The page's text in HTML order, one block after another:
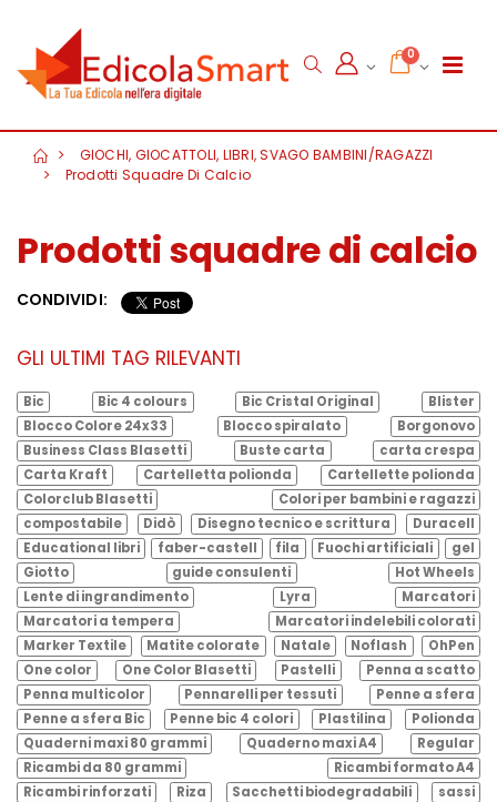
0
GIOCHI, GIOCATTOLI, LIBRI, SVAGO BAMBINI/RAGAZZI
Prodotti Squadre Di Calcio
Prodotti squadre di calcio
CONDIVIDI:
GLI ULTIMI TAG RILEVANTI
Bic Bic 4 colours Bic Cristal Original
Blister
Blocco Colore 24x33
Blocco spiralato
Borgonovo
Business Class Blasetti
Buste carta
carta crespa
Carta Kraft
Cartelletta polionda
Cartellette polionda
Colorclub Blasetti
Colori per bambini e ragazzi
compostabile
Didò Disegno tecnico e scrittura
Duracell
Educational libri
faber-castell fila Fuochi artificiali
gel
Giotto
guide consulenti
Hot Wheels
Lente di ingrandimento
Lyra
Marcatori
Marcatori a tempera
Marcatori indelebili colorati
Marker Textile
Matite colorate Natale Noflash
OhPen
One color
One Color Blasetti Pastelli
Penna a scatto
Penna multicolor
Pennarelli per tessuti
Penne a sfera
Penne a sfera Bic
Penne bic 4 colori Plastilina
Polionda
Quaderni maxi 80 grammi
Quaderno maxi A4
Regular
Ricambi da 80 grammi
Ricambi formato A4
Ricambi rinforzati
Riza Sacchetti biodegradabili
sassi